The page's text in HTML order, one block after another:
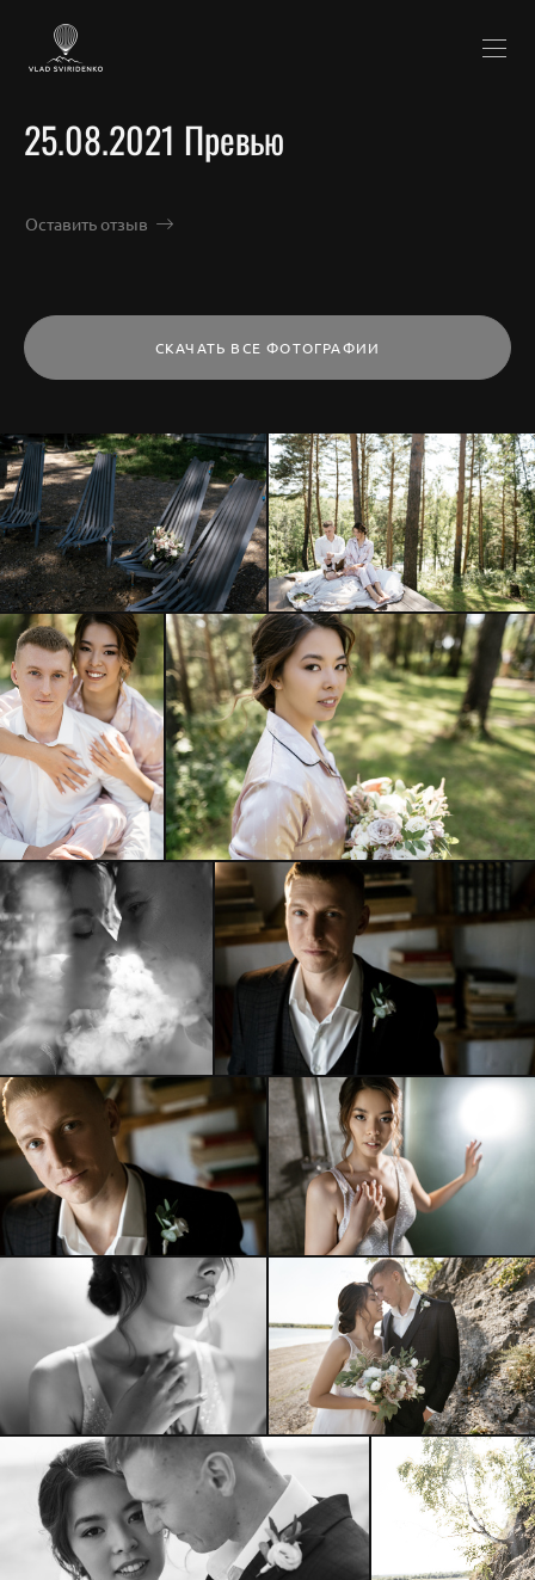
25.08.2021 Превью
Оставить отзыв
СКАЧАТЬ ВСЕ ФОТОГРАФИИ